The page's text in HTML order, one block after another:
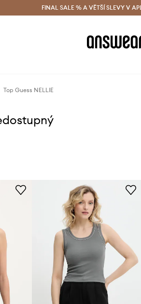
vrácení zdarma (od 1800 Kč) Doručení i
FINAL SALE % A VĚTŠÍ SLEVY V
Top Guess NELLIE